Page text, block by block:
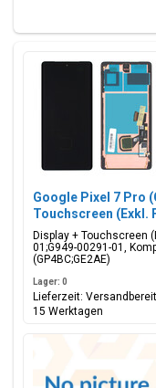
Google Pixel 7 Pro
Touchscreen (Exkl.
01;G949-00291-01
Display + Touchscreen
01;G949-00291-01,
(GP4BC;GE2AE)
Lager: 0
Lieferzeit:
15 Werktagen